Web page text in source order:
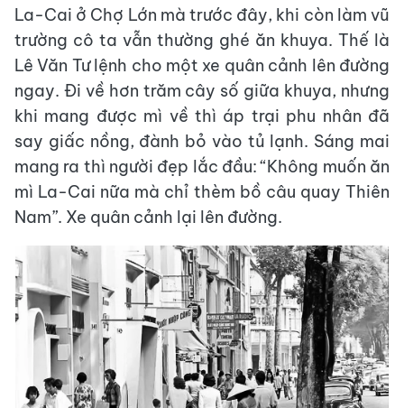
La-Cai ở Chợ Lớn mà trước đây, khi còn làm vũ
trường cô ta vẫn thường ghé ăn khuya. Thế là
Lê Văn Tư lệnh cho một xe quân cảnh lên đường
ngay. Đi về hơn trăm cây số giữa khuya, nhưng
khi mang được mì về thì áp trại phu nhân đã
say giấc nồng, đành bỏ vào tủ lạnh. Sáng mai
mang ra thì người đẹp lắc đầu: “Không muốn ăn
mì La-Cai nữa mà chỉ thèm bồ câu quay Thiên
Nam”. Xe quân cảnh lại lên đường.